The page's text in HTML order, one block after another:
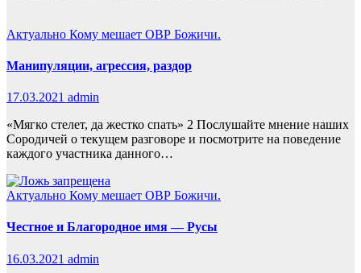
Актуально Кому мешает ОВР Божичи.
Манипуляции, агрессия, раздор
17.03.2021 admin
«Мягко стелет, да жестко спать» 2 Послушайте мнение наших
Сородичей о текущем разговоре и посмотрите на поведение
каждого участника данного…
Актуально Кому мешает ОВР Божичи.
Честное и Благородное имя — Русы
16.03.2021 admin